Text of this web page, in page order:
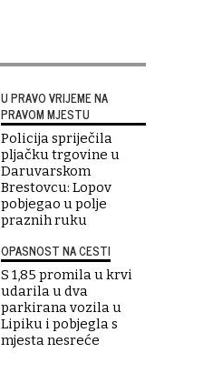
U PRAVO VRIJEME NA
PRAVOM MJESTU
Policija spriječila
pljačku trgovine u
Daruvarskom
Brestovcu: Lopov
pobjegao u polje
praznih ruku
OPASNOST NA CESTI
S 1,85 promila u krvi
udarila u dva
parkirana vozila u
Lipiku i pobjegla s
mjesta nesreće